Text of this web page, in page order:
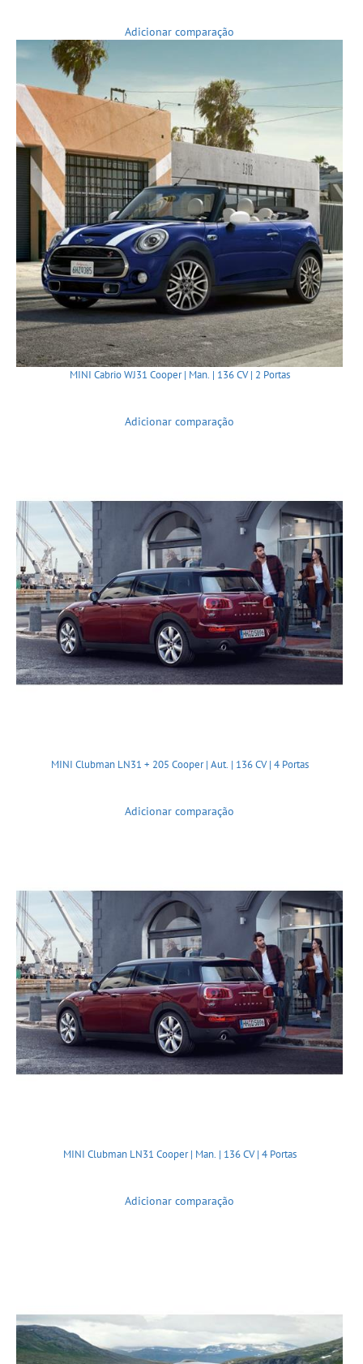
Adicionar comparação
MINI Cabrio WJ31 Cooper | Man. | 136 CV | 2 Portas
Adicionar comparação
MINI Clubman LN31 + 205 Cooper | Aut. | 136 CV | 4 Portas
Adicionar comparação
MINI Clubman LN31 Cooper | Man. | 136 CV | 4 Portas
Adicionar comparação